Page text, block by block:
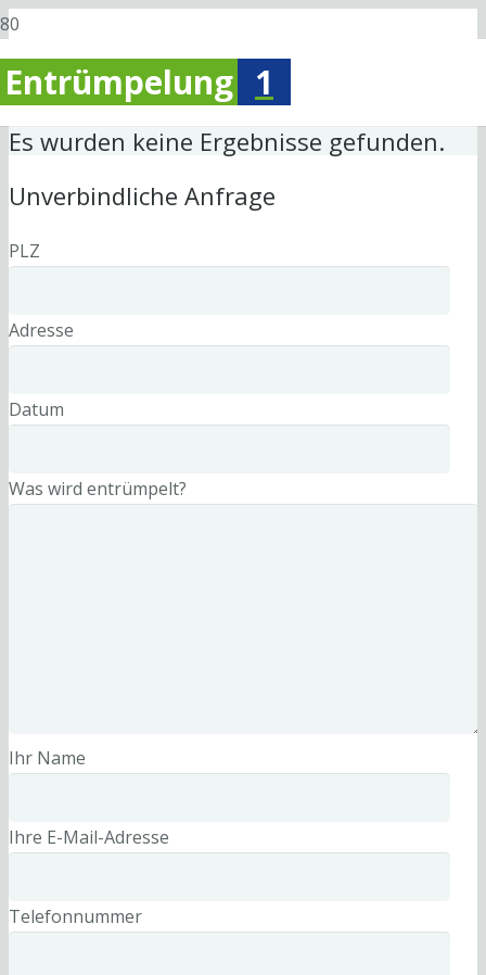
Entrümpelung 1
Es wurden keine Ergebnisse gefunden.
Unverbindliche Anfrage
PLZ
Adresse
Datum
Was wird entrümpelt?
Ihr Name
Ihre E-Mail-Adresse
Telefonnummer